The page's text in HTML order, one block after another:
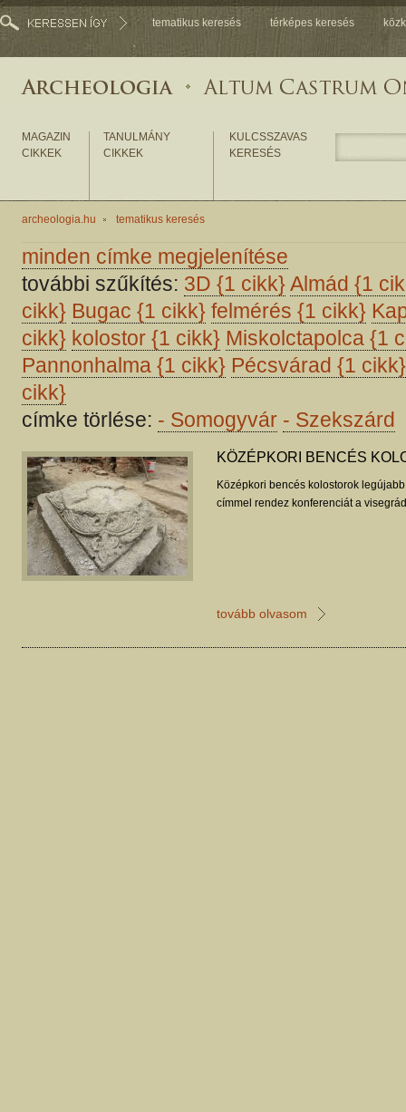
tematikus keresés térképes keresés
MAGAZIN
CIKKEK
TANULMÁNY
CIKKEK
KULCSSZAVAS
KERESÉS
archeologia.hu tematikus keresés
minden címke megjelenítése
további szűkítés: 3D {1 cikk}Almád {1
cikk} Bugac {1 cikk} felmérés {1 cikk}
cikk} kolostor {1 cikk} Miskolctapolca {1
Pannonhalma {1 cikk} Pécsvárad {1 cikk}
cikk}
címke törlése: - Somogyvár - Szekszárd
KÖZÉPKORI BENCÉS
Középkori bencés kolostorok
címmel rendez konferenciát a
tovább olvasom